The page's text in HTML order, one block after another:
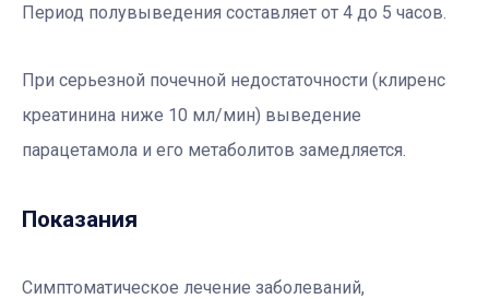
Период полувыведения составляет от 4 до 5 часов.
При серьезной почечной недостаточности (клиренс
креатинина ниже 10 мл/мин) выведение
парацетамола и его метаболитов замедляется.
Показания
Симптоматическое лечение заболеваний,